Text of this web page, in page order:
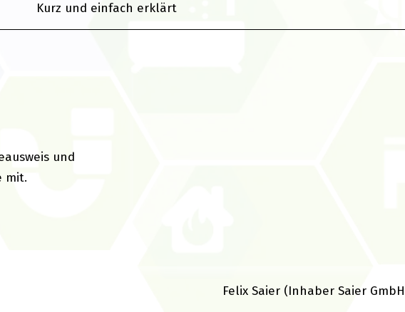
Kurz und einfach erklärt
und
mit.
Felix Saier (Inhaber Saier